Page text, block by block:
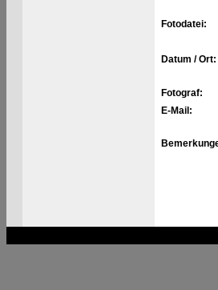
Fotodatei:
Datum / Ort:
Fotograf:
E-Mail: